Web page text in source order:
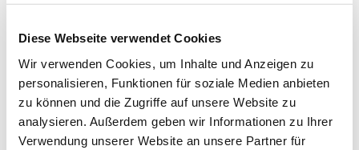
Diese Webseite verwendet Cookies
Wir verwenden Cookies, um Inhalte und Anzeigen zu
personalisieren, Funktionen für soziale Medien anbieten
zu können und die Zugriffe auf unsere Website zu
analysieren. Außerdem geben wir Informationen zu Ihrer
Verwendung unserer Website an unsere Partner für